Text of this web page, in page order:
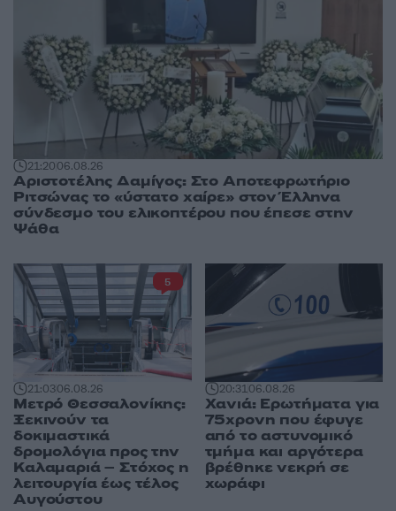
21:2006.08.26
Αριστοτέλης Δαμίγος: Στο Αποτεφρωτήριο
Ριτσώνας το «ύστατο χαίρε» στον Έλληνα
σύνδεσμο του ελικοπτέρου που έπεσε στην
Ψάθα
21:0306.08.26
Μετρό Θεσσαλονίκης:
Ξεκινούν τα
δοκιμαστικά
δρομολόγια προς την
Καλαμαριά – Στόχος η
λειτουργία έως τέλος
Αυγούστου
5
20:3106.08.26
Χανιά: Ερωτήματα για
75χρονη που έφυγε
από το αστυνομικό
τμήμα και αργότερα
βρέθηκε νεκρή σε
χωράφι